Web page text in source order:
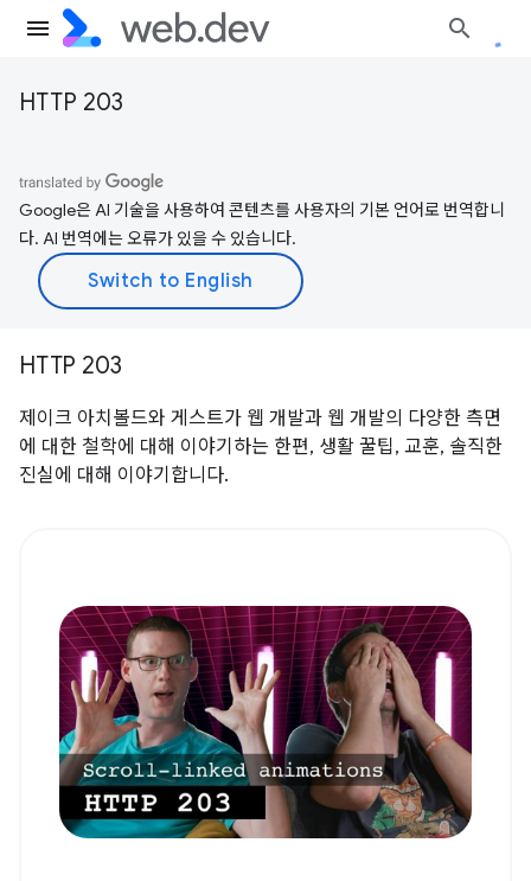
HTTP 203
Google은 AI 기술을 사용하여 콘텐츠를 사용자의 기본 언어로 번역합니
다. AI 번역에는 오류가 있을 수 있습니다.
HTTP 203
제이크 아치볼드와 게스트가 웹 개발과 웹 개발의 다양한 측면
에 대한 철학에 대해 이야기하는 한편, 생활 꿀팁, 교훈, 솔직한
진실에 대해 이야기합니다.